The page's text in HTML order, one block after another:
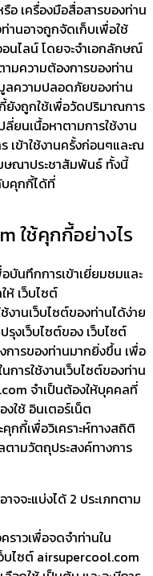
เครื่องมือสื่อสารของท่าน
นอาจถูกจัดเก็บเพื่อใช้
นไลน์ โดยจะจำเอกลักษณ์
มความต้องการของท่าน
ความปลอดภัยของท่าน
ยังถูกใช้เพื่อวัดปริมาณการ
ลี่ยนเนื้อหาตามการใช้งาน
ข้าใช้งานครั้งก่อนๆและณ
ษณาประชาสัมพันธ์ ทั้งนี้
บคุกกี้ได้ที่
ใช้คุกกี้อย่างไร
บันทึกการเข้าเยี่ยมชมและ
ห้ เว็บไซต์
านเว็บไซต์ของท่านได้ง่าย
งเว็บไซต์ของ เว็บไซต์
ารของท่านมากยิ่งขึ้น เพื่อ
การใช้งานเว็บไซต์ของท่าน
จำเป็นต้องให้บุคคลที่
ใช้ อินเตอร์เน็ต
กกี้เพื่อวิเคราะห์ทางสถิติ
ามวัตถุประสงค์ทางการ
จจะแบ่งได้ 2 ประเภทตาม
ราวเพื่อจดจำท่านใน
บไซต์ airsupercool.com